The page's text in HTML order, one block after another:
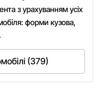
з урахуванням усіх
форми кузова,
(379)